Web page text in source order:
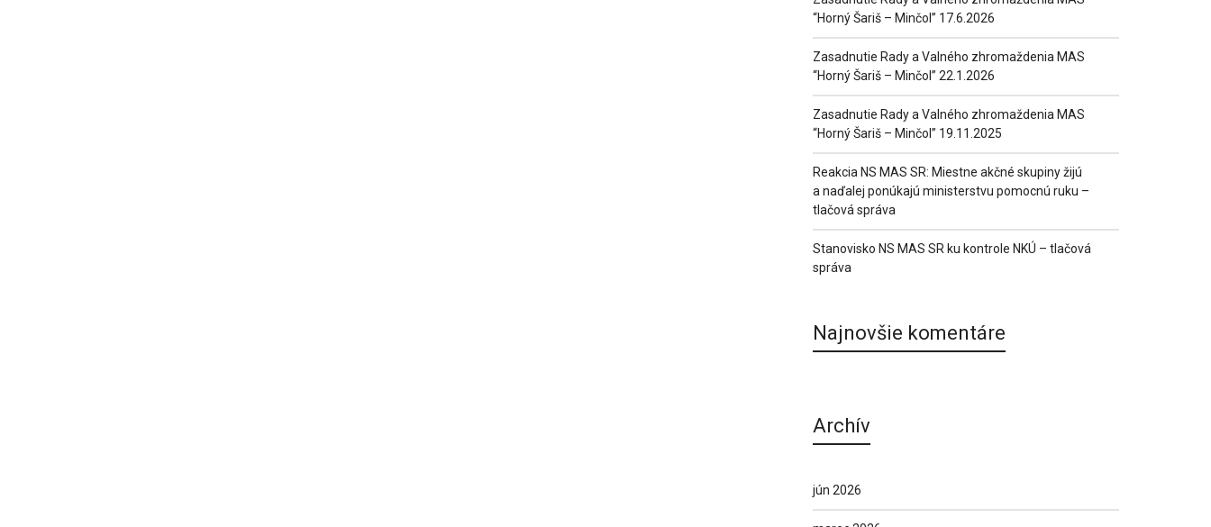
“Horný Šariš – Minčol” 17.6.2026
Zasadnutie Rady a Valného zhromaždenia MAS
“Horný Šariš – Minčol” 22.1.2026
Zasadnutie Rady a Valného zhromaždenia MAS
“Horný Šariš – Minčol” 19.11.2025
Reakcia NS MAS SR: Miestne akčné skupiny žijú
a naďalej ponúkajú ministerstvu pomocnú ruku –
tlačová správa
Stanovisko NS MAS SR ku kontrole NKÚ – tlačová
správa
Najnovšie komentáre
Archív
jún 2026